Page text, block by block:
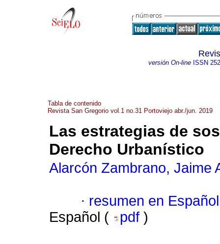
versión On-lineISSN
Tabla de contenido
Revista San Gregorio vol.1 no.31 Portoviejo abr./jun. 2019
Las estrategias de
Derecho Urbanístico
Alarcón Zambrano, Jaime
· resumen en Español
Español (
pdf )